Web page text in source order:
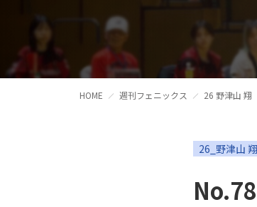
トピックス
観戦ガイド
スクール
HOME 週刊フェニックス 26 野津山 翔
26_野津山 翔